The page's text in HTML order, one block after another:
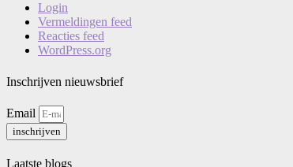
Login
Vermeldingen feed
Reacties feed
WordPress.org
Inschrijven nieuwsbrief
Email
inschrijven
Laatste blogs